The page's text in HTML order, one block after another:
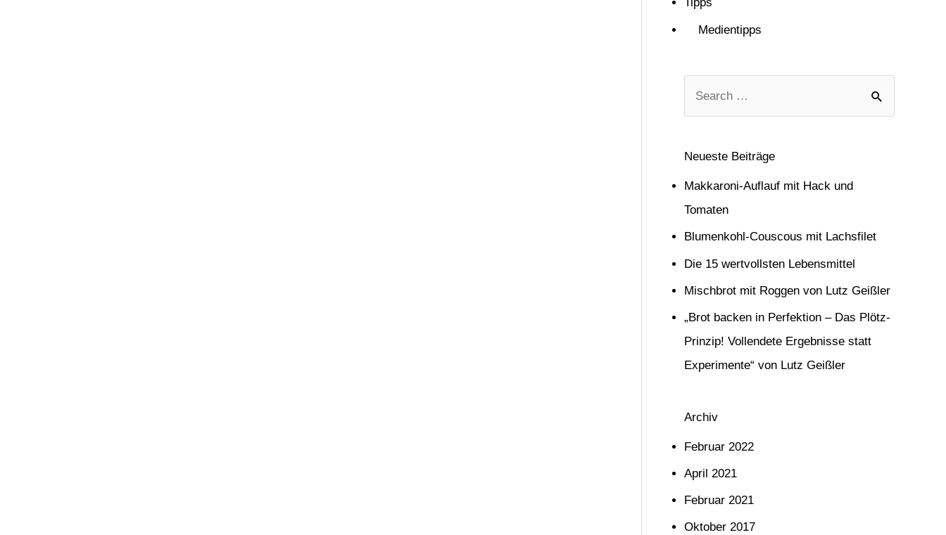
Medientipps
n
a
c
h
:
Neueste Beiträge
Makkaroni-Auflauf mit Hack und
Tomaten
Blumenkohl-Couscous mit Lachsfilet
Die 15 wertvollsten Lebensmittel
Mischbrot mit Roggen von Lutz Geißler
„Brot backen in Perfektion – Das Plötz-
Prinzip! Vollendete Ergebnisse statt
Experimente“ von Lutz Geißler
Archiv
Februar 2022
April 2021
Februar 2021
Oktober 2017